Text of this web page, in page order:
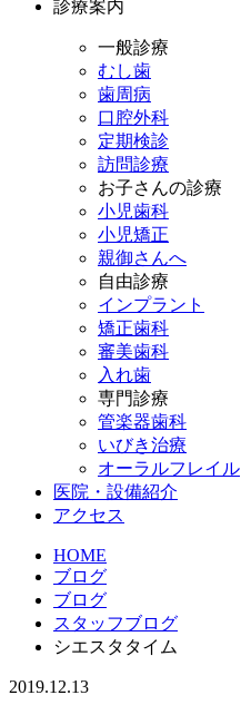
診療案内
一般診療
むし歯
歯周病
口腔外科
定期検診
訪問診療
お子さんの診療
小児歯科
小児矯正
親御さんへ
自由診療
インプラント
矯正歯科
審美歯科
入れ歯
専門診療
管楽器歯科
いびき治療
オーラルフレイル
医院・設備紹介
アクセス
HOME
ブログ
ブログ
スタッフブログ
シエスタタイム
2019.12.13